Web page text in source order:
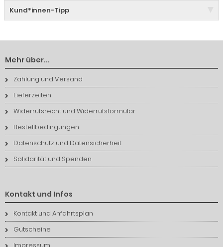
Kund*innen-Tipp
Mehr über...
Zahlung und Versand
Lieferzeiten
Widerrufsrecht und Widerrufsformular
Bestellbedingungen
Datenschutz und Datensicherheit
Solidarität und Spenden
Kontakt und Infos
Kontakt und Anfahrtsplan
Gutscheine
Impressum